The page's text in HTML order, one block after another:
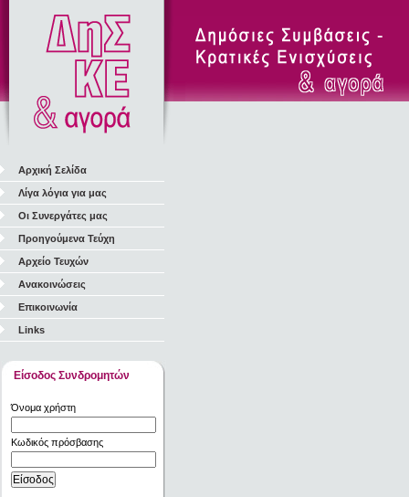
Αρχική Σελίδα
Λίγα λόγια για μας
Οι Συνεργάτες μας
Προηγούμενα Τεύχη
Αρχείο Τευχών
Ανακοινώσεις
Επικοινωνία
Links
Είσοδος Συνδρομητών
Όνομα χρήστη
Κωδικός πρόσβασης